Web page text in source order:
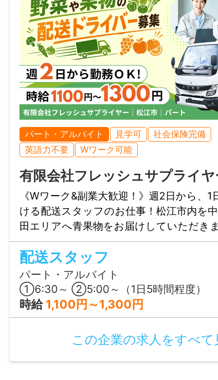
年間休日
125日
雇用形態
正社員
経験
【必須】事務職の実務経験がある方（業界
Excel・Word基本操作ができる方（文字入
成、四則演算ができればOK！）
年齢制限
〜59歳(定年制度を上限とするため)
不問
免許・資格
【必須】普通自動車運転免許（AT限定可）
8:00～17:00（実働8時間）
【月平均所定労働時間：160時間】
パート・アルバイト 見学可
社会保険完備
英語力不要
Wワーク可能
有限会社フレッシュサプライヤ
《Wワーク&副業大歓迎！》週2日から、
ける配送スタッフのお仕事！松江市内を
田エリアへ青果物をお届けしていただき
祝休み、早朝から働いて午後の時間は自
が魅力♪
配送スタッフ
パート・アルバイト
①6:30～ ②5:00～（1日5時間程度）
時給 1,100円～1,300円
この企業の求人をすべて